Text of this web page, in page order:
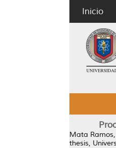
Inicio
Mata
thesis,